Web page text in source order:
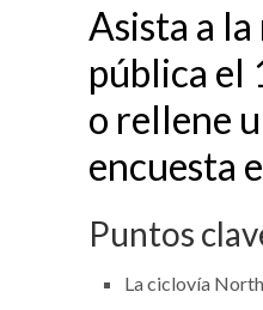
Asista a
pública el
o rellene
encuesta
Puntos
La ciclovía